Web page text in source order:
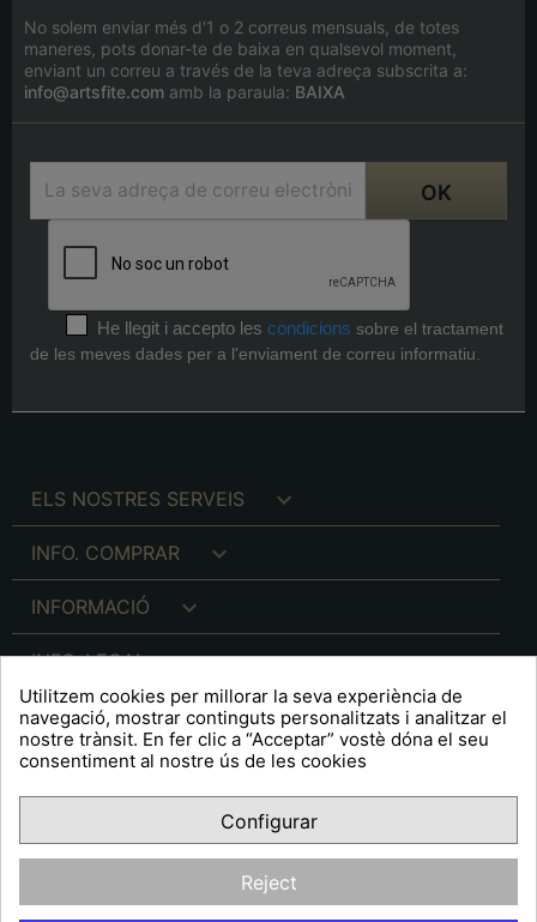
No solem enviar més d'1 o 2 correus mensuals, de totes
maneres, pots donar-te de baixa en qualsevol moment,
enviant un correu a través de la teva adreça subscrita a:
info@artsfite.com amb la paraula: BAIXA
He llegit i accepto les condicions sobre el tractament
de les meves dades per a l'enviament de correu informatiu.
ELS NOSTRES SERVEIS 
INFO. COMPRAR 
INFORMACIÓ 
INFO. LEGAL 
A R T S F I T É
FacebookYouTubePinterest
OPINIONS CLIENTS
Utilitzem cookies per millorar la seva experiència de
navegació, mostrar continguts personalitzats i analitzar el
nostre trànsit. En fer clic a “Acceptar” vostè dóna el seu
consentiment al nostre ús de les cookies
Configurar
Reject